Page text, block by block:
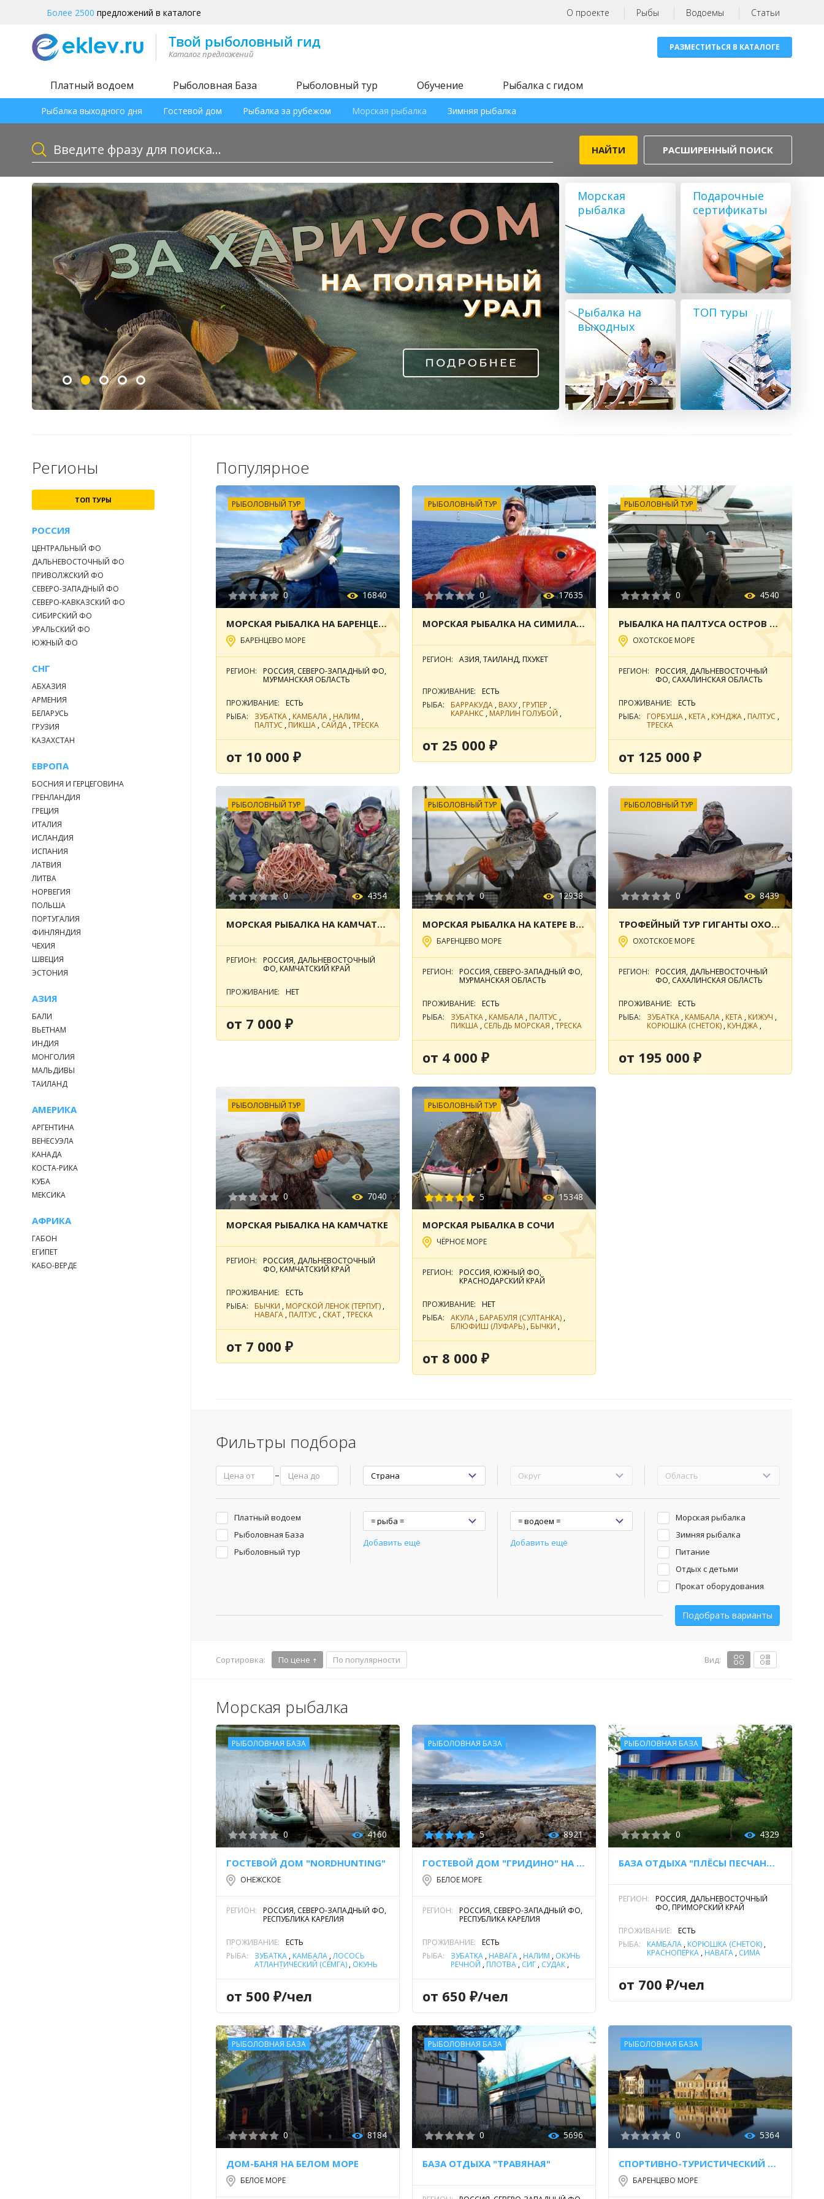
Более 2500 предложений в каталоге О проекте Рыбы Водоемы Статьи
РАЗМЕСТИТЬСЯ В КАТАЛОГЕ
Платный водоем Рыболовная База Рыболовный тур Обучение Рыбалка с гидом
Рыбалка выходного дня Гостевой дом Рыбалка за рубежом Морская рыбалка Зимняя рыбалка
РАСШИРЕННЫЙ ПОИСК
Морская
рыбалка
Подарочные
сертификаты
Рыбалка на
выходных
ТОП туры
Регионы
ТОП ТУРЫ
РОССИЯ
ЦЕНТРАЛЬНЫЙ ФО
ДАЛЬНЕВОСТОЧНЫЙ ФО
ПРИВОЛЖСКИЙ ФО
СЕВЕРО-ЗАПАДНЫЙ ФО
СЕВЕРО-КАВКАЗСКИЙ ФО
СИБИРСКИЙ ФО
УРАЛЬСКИЙ ФО
ЮЖНЫЙ ФО
СНГ
АБХАЗИЯ
АРМЕНИЯ
БЕЛАРУСЬ
ГРУЗИЯ
КАЗАХСТАН
ЕВРОПА
БОСНИЯ И ГЕРЦЕГОВИНА
ГРЕНЛАНДИЯ
ГРЕЦИЯ
ИТАЛИЯ
ИСЛАНДИЯ
ИСПАНИЯ
ЛАТВИЯ
ЛИТВА
НОРВЕГИЯ
ПОЛЬША
ПОРТУГАЛИЯ
ФИНЛЯНДИЯ
ЧЕХИЯ
ШВЕЦИЯ
ЭСТОНИЯ
АЗИЯ
БАЛИ
ВЬЕТНАМ
ИНДИЯ
МОНГОЛИЯ
МАЛЬДИВЫ
ТАИЛАНД
АМЕРИКА
АРГЕНТИНА
ВЕНЕСУЭЛА
КАНАДА
КОСТА-РИКА
КУБА
МЕКСИКА
АФРИКА
ГАБОН
ЕГИПЕТ
КАБО-ВЕРДЕ
Популярное
РЫБОЛОВНЫЙ ТУР
0 16840
МОРСКАЯ РЫБАЛКА НА БАРЕНЦЕВОМ МОРЕ
БАРЕНЦЕВО МОРЕ
РЕГИОН:
РОССИЯ, СЕВЕРО-ЗАПАДНЫЙ ФО,
МУРМАНСКАЯ ОБЛАСТЬ
ПРОЖИВАНИЕ:
ЕСТЬ
РЫБА:
ЗУБАТКА , КАМБАЛА , НАЛИМ ,
ПАЛТУС , ПИКША , САЙДА ,ТРЕСКА
от 10 000 ₽
РЫБОЛОВНЫЙ ТУР
0 17635
МОРСКАЯ РЫБАЛКА НА СИМИЛАНСКИХ ОСТРОВАХ
РЕГИОН: АЗИЯ, ТАИЛАНД, ПХУКЕТ
ПРОЖИВАНИЕ:
ЕСТЬ
РЫБА:
БАРРАКУДА, ВАХУ, ГРУПЕР ,
КАРАНКС , МАРЛИН ГОЛУБОЙ ,
от 25 000 ₽
РЫБОЛОВНЫЙ ТУР
0 4540
РЫБАЛКА НА ПАЛТУСА ОСТРОВ ИТУРУП
ОХОТСКОЕ МОРЕ
РЕГИОН:
РОССИЯ, ДАЛЬНЕВОСТОЧНЫЙ
ФО, САХАЛИНСКАЯ ОБЛАСТЬ
ПРОЖИВАНИЕ:
ЕСТЬ
РЫБА:
ГОРБУША, КЕТА, КУНДЖА, ПАЛТУС ,
ТРЕСКА
от 125 000 ₽
РЫБОЛОВНЫЙ ТУР
0 4354
МОРСКАЯ РЫБАЛКА НА КАМЧАТКЕ «КРАБОВОЕ САФАРИ»
РЕГИОН:
РОССИЯ, ДАЛЬНЕВОСТОЧНЫЙ
ФО, КАМЧАТСКИЙ КРАЙ
ПРОЖИВАНИЕ: НЕТ
от 7 000 ₽
РЫБОЛОВНЫЙ ТУР
0 12938
МОРСКАЯ РЫБАЛКА НА КАТЕРЕ В БАРЕНЦЕВОМ МОРЕ, ТЕРИБЕРКА
БАРЕНЦЕВО МОРЕ
РЕГИОН:
РОССИЯ, СЕВЕРО-ЗАПАДНЫЙ ФО,
МУРМАНСКАЯ ОБЛАСТЬ
ПРОЖИВАНИЕ:
ЕСТЬ
РЫБА:
ЗУБАТКА, КАМБАЛА, ПАЛТУС ,
ПИКША, СЕЛЬДЬ МОРСКАЯ ,ТРЕСКА
от 4 000 ₽
РЫБОЛОВНЫЙ ТУР
0 8439
ТРОФЕЙНЫЙ ТУР ГИГАНТЫ ОХОТСКОГО МОРЯ
ОХОТСКОЕ МОРЕ
РЕГИОН:
РОССИЯ, ДАЛЬНЕВОСТОЧНЫЙ
ФО, САХАЛИНСКАЯ ОБЛАСТЬ
ПРОЖИВАНИЕ:
ЕСТЬ
РЫБА:
ЗУБАТКА, КАМБАЛА, КЕТА, КИЖУЧ ,
КОРЮШКА (СНЕТОК), КУНДЖА,
,СИГ,СИМА,ТАЙМЕНЬ
САХАЛИНСКИЙ
от 195 000 ₽
РЫБОЛОВНЫЙ ТУР
0 7040
МОРСКАЯ РЫБАЛКА НА КАМЧАТКЕ
РЕГИОН:
РОССИЯ, ДАЛЬНЕВОСТОЧНЫЙ
ФО, КАМЧАТСКИЙ КРАЙ
ПРОЖИВАНИЕ:
ЕСТЬ
РЫБА:
БЫЧКИ , МОРСКОЙ ЛЕНОК (ТЕРПУГ) ,
НАВАГА , ПАЛТУС , СКАТ ,ТРЕСКА
от 7 000 ₽
РЫБОЛОВНЫЙ ТУР
5 15348
МОРСКАЯ РЫБАЛКА В СОЧИ
ЧЁРНОЕ МОРЕ
РЕГИОН:
РОССИЯ, ЮЖНЫЙ ФО,
КРАСНОДАРСКИЙ КРАЙ
ПРОЖИВАНИЕ:
НЕТ
РЫБА:
АКУЛА, БАРАБУЛЯ (СУЛТАНКА),
БЛЮФИШ (ЛУФАРЬ), БЫЧКИ ,
КАТРАН (КАТРАНОВЫЕ),ЛАВРАК
(СИБАС)
,МОРСКОЙ КАРАСЬ
(ДОРАДА),
МОРСКАЯ,СКАТ,СКОРПЕНА
от 8 000 ₽
Фильтры подбора
Платный водоем
Рыболовная База
Рыболовный тур
Добавить ещё Добавить ещё
Морская рыбалка
Зимняя рыбалка
Питание
Отдых с детьми
Прокат оборудования
Сортировка: По цене По популярности Вид:
Морская рыбалка
РЫБОЛОВНАЯ БАЗА
0 4160
ГОСТЕВОЙ ДОМ "NORDHUNTING"
ОНЕЖСКОЕ
РЕГИОН:
РОССИЯ, СЕВЕРО-ЗАПАДНЫЙ ФО,
РЕСПУБЛИКА КАРЕЛИЯ
ПРОЖИВАНИЕ:
ЕСТЬ
РЫБА:
ЗУБАТКА , КАМБАЛА ,ЛОСОСЬ
АТЛАНТИЧЕСКИЙ (СЁМГА) , ОКУНЬ
от 500 ₽/чел
РЫБОЛОВНАЯ БАЗА
5 8921
ГОСТЕВОЙ ДОМ "ГРИДИНО" НА БЕЛОМ МОРЕ
БЕЛОЕ МОРЕ
РЕГИОН:
РОССИЯ, СЕВЕРО-ЗАПАДНЫЙ ФО,
РЕСПУБЛИКА КАРЕЛИЯ
ПРОЖИВАНИЕ:
ЕСТЬ
РЫБА:
ЗУБАТКА, НАВАГА, НАЛИМ , ОКУНЬ
РЕЧНОЙ , ПЛОТВА, СИГ, СУДАК,
от 650 ₽/чел
РЫБОЛОВНАЯ БАЗА
0 4329
БАЗА ОТДЫХА "ПЛЁСЫ ПЕСЧАНОГО"
РЕГИОН:
РОССИЯ, ДАЛЬНЕВОСТОЧНЫЙ
ФО, ПРИМОРСКИЙ КРАЙ
ПРОЖИВАНИЕ:
ЕСТЬ
РЫБА:
КАМБАЛА, КОРЮШКА (СНЕТОК),
КРАСНОПЕРКА, НАВАГА, СИМА
от 700 ₽/чел
РЫБОЛОВНАЯ БАЗА
0 8184
ДОМ-БАНЯ НА БЕЛОМ МОРЕ
БЕЛОЕ МОРЕ
РЫБОЛОВНАЯ БАЗА
0 5696
БАЗА ОТДЫХА "ТРАВЯНАЯ"
РЫБОЛОВНАЯ БАЗА
0 5364
СПОРТИВНО-ТУРИСТИЧЕСКИЙ ЦЕНТР «ДАЛЬНИЕ ЗЕЛЕНЦЫ»
БАРЕНЦЕВО МОРЕ